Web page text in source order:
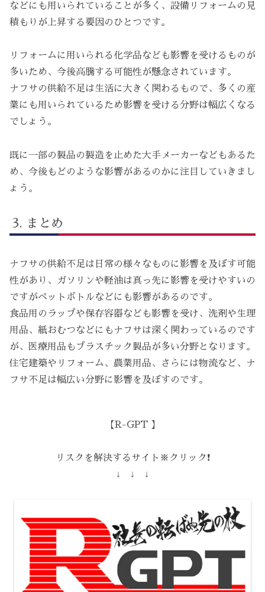
などにも用いられていることが多く、設備リフォームの見
積もりが上昇する要因のひとつです。
リフォームに用いられる化学品なども影響を受けるものが
多いため、今後高騰する可能性が懸念されています。
ナフサの供給不足は生活に大きく関わるもので、多くの産
業にも用いられているため影響を受ける分野は幅広くなる
でしょう。
既に一部の製品の製造を止めた大手メーカーなどもあるた
め、今後もどのような影響があるのかに注目していきまし
ょう。
まとめ
ナフサの供給不足は日常の様々なものに影響を及ぼす可能
性があり、ガソリンや軽油は真っ先に影響を受けやすいの
ですがペットボトルなどにも影響があるのです。
食品用のラップや保存容器なども影響を受け、洗剤や生理
用品、紙おむつなどにもナフサは深く関わっているのです
が、医療用品もプラスチック製品が多い分野となります。
住宅建築やリフォーム、農業用品、さらには物流など、ナ
フサ不足は幅広い分野に影響を及ぼすのです。
【R-GPT 】
リスクを解決するサイト※クリック❗️
↓ ↓ ↓